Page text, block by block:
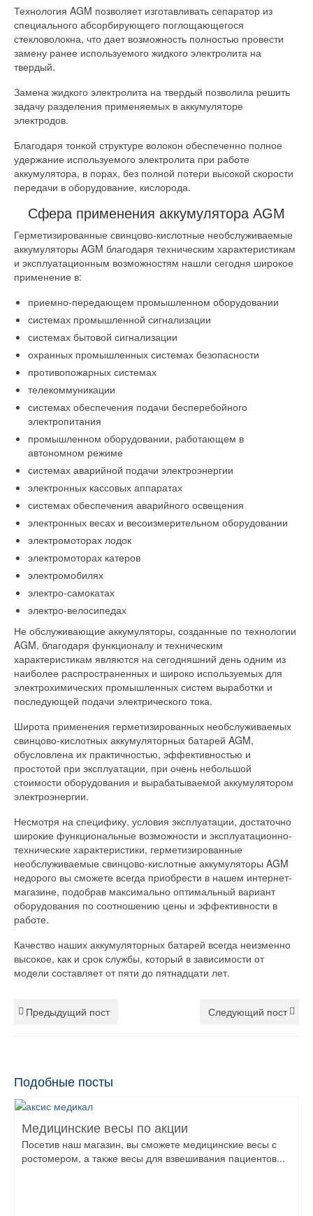
Технология AGM позволяет изготавливать сепаратор из
специального абсорбирующего поглощающегося
стекловолокна, что дает возможность полностью провести
замену ранее используемого жидкого электролита на
твердый.
Замена жидкого электролита на твердый позволила решить
задачу разделения применяемых в аккумуляторе
электродов.
Благодаря тонкой структуре волокон обеспеченно полное
удержание используемого электролита при работе
аккумулятора, в порах, без полной потери высокой скорости
передачи в оборудование, кислорода.
Сфера применения аккумулятора AGM
Герметизированные свинцово-кислотные необслуживаемые
аккумуляторы AGM благодаря техническим характеристикам
и эксплуатационным возможностям нашли сегодня широкое
применение в:
приемно-передающем промышленном оборудовании
системах промышленной сигнализации
системах бытовой сигнализации
охранных промышленных системах безопасности
противопожарных системах
телекоммуникации
системах обеспечения подачи бесперебойного
электропитания
промышленном оборудовании, работающем в
автономном режиме
системах аварийной подачи электроэнергии
электронных кассовых аппаратах
системах обеспечения аварийного освещения
электронных весах и весоизмерительном оборудовании
электромоторах лодок
электромоторах катеров
электромобилях
электро-самокатах
электро-велосипедах
Не обслуживающие аккумуляторы, созданные по технологии
AGM, благодаря функционалу и техническим
характеристикам являются на сегодняшний день одним из
наиболее распространенных и широко используемых для
электрохимических промышленных систем выработки и
последующей подачи электрического тока.
Широта применения герметизированных необслуживаемых
свинцово-кислотных аккумуляторных батарей AGM,
обусловлена их практичностью, эффективностью и
простотой при эксплуатации, при очень небольшой
стоимости оборудования и вырабатываемой аккумулятором
электроэнергии.
Несмотря на специфику, условия эксплуатации, достаточно
широкие функциональные возможности и эксплуатационно-
технические характеристики, герметизированные
необслуживаемые свинцово-кислотные аккумуляторы AGM
недорого вы сможете всегда приобрести в нашем интернет-
магазине, подобрав максимально оптимальный вариант
оборудования по соотношению цены и эффективности в
работе.
Качество наших аккумуляторных батарей всегда неизменно
высокое, как и срок службы, который в зависимости от
модели составляет от пяти до пятнадцати лет.
Предыдущий пост Следующий пост
Подобные посты
Медицинские весы по акции
Посетив наш магазин, вы сможете медицинские весы с
ростомером, а также весы для взвешивания пациентов...